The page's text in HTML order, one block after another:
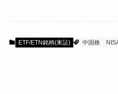
ETF/ETN銘柄(東証) 中国株